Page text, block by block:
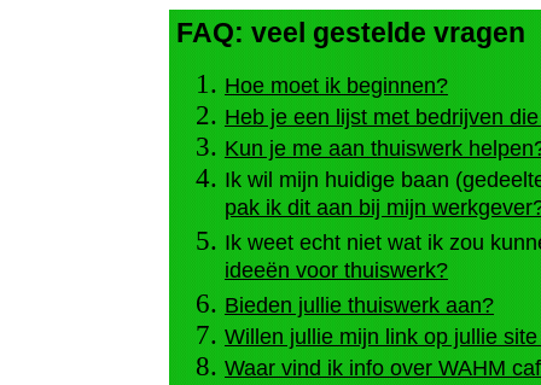
FAQ: veel gestelde vragen
Hoe moet ik beginnen?
Heb je een lijst met bedrijven
Kun je me aan thuiswerk
Ik wil mijn huidige baan
pak ik dit aan bij mijn
Ik weet echt niet wat ik zou
ideeën voor thuiswerk?
Bieden jullie thuiswerk aan?
Willen jullie mijn link op jullie
Waar vind ik info over WAHM